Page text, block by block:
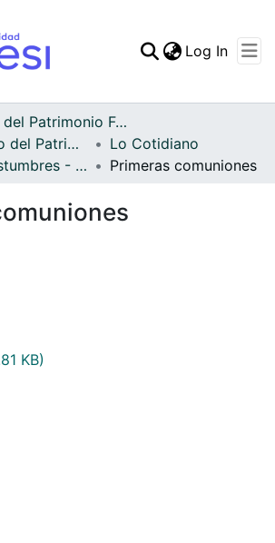
Statistics
Log In
Archivo del Patrimonio Fotográfico y Fílmico del Valle del Cauca
Fondo Archivo del Patrimonio Fotográfico y Fílmico del Valle del Cauca
Lo Cotidiano
APFFVC - Costumbres - Patrimonial
Primeras comuniones
KB)